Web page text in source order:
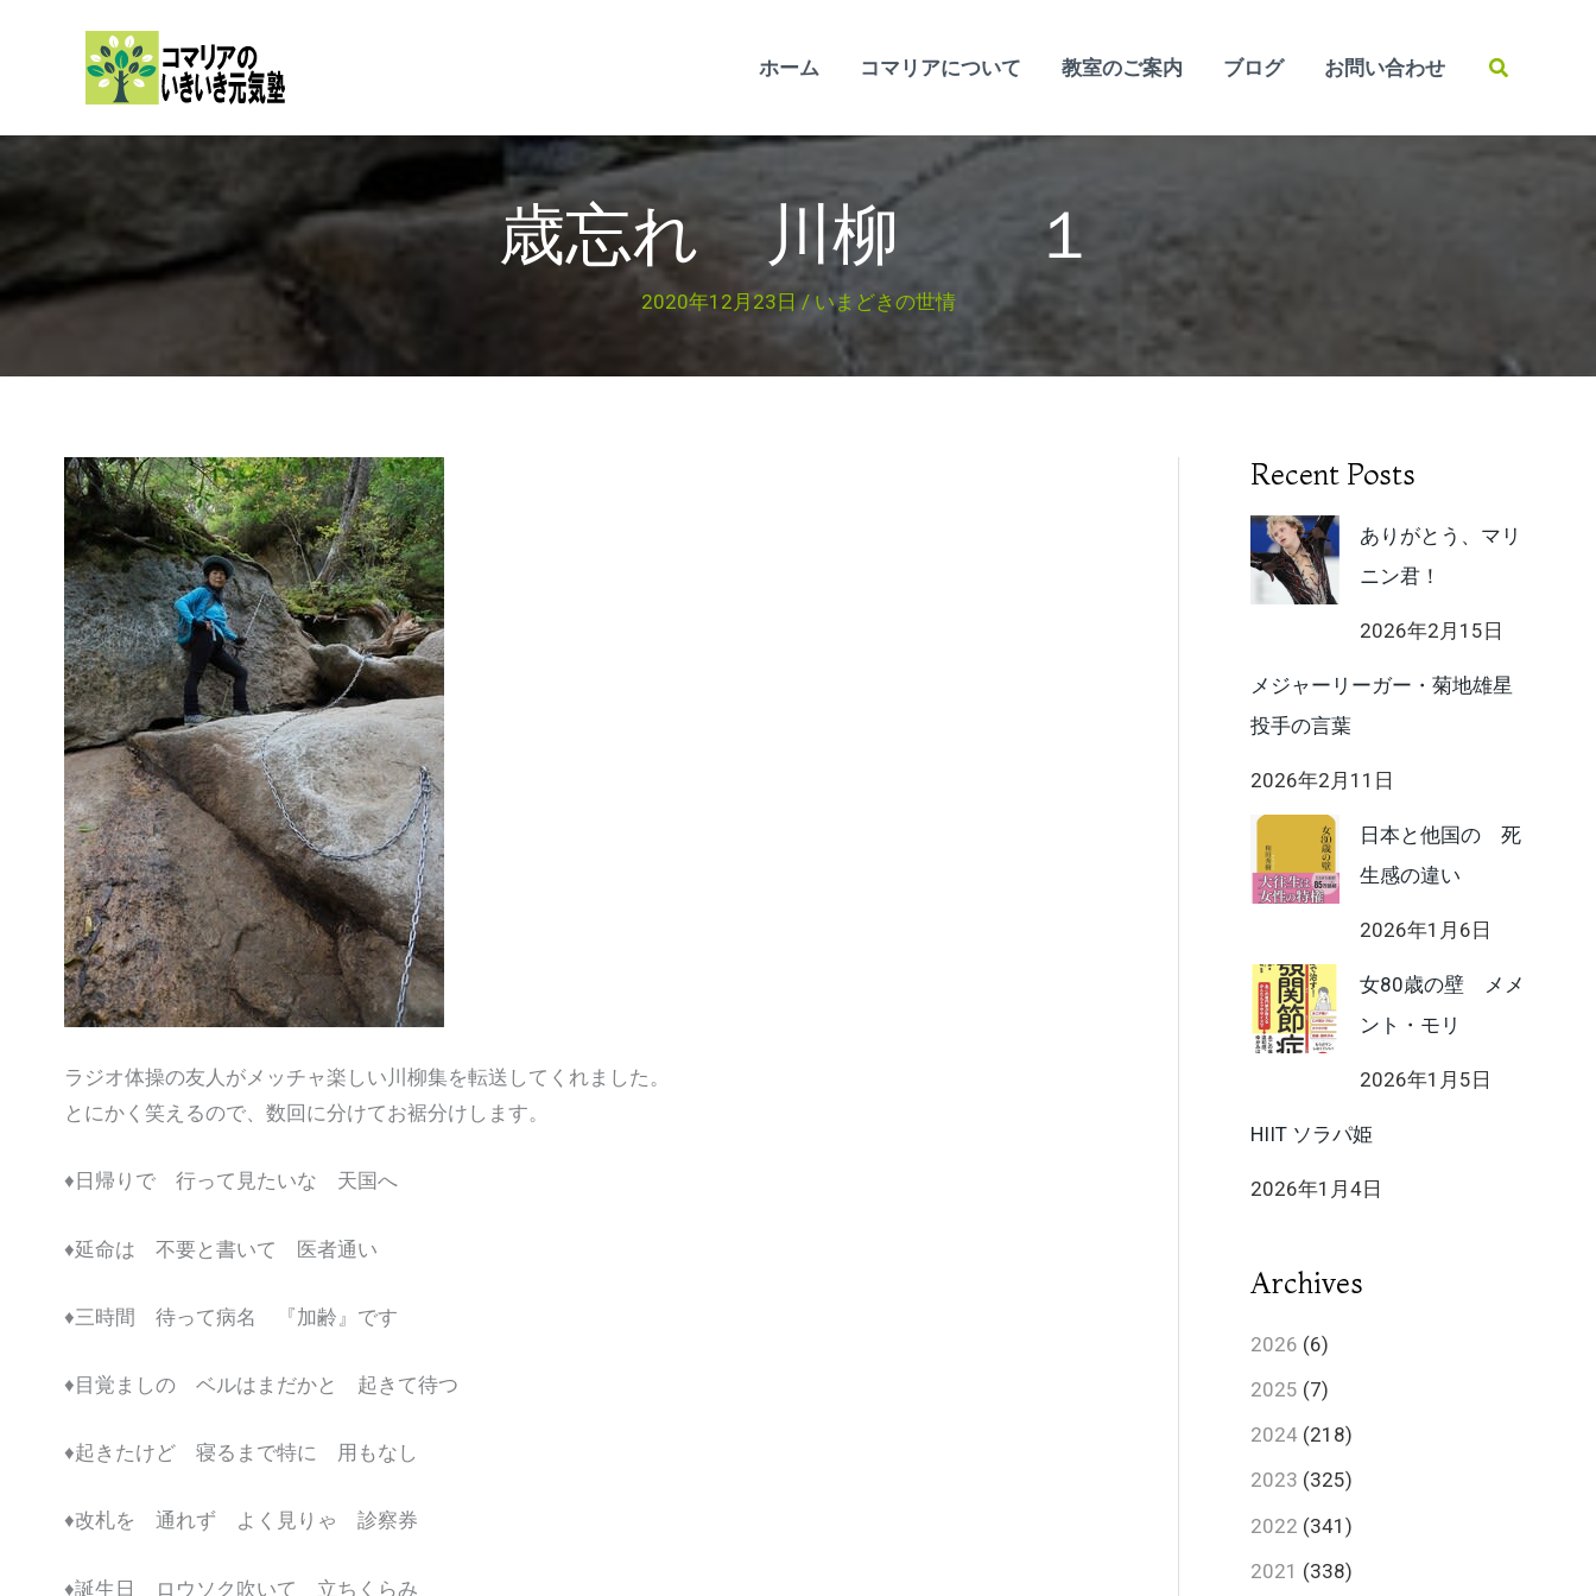
ッ
ホーム コマリアについて 教室のご案内 ブログ お問い合わせ
検
歳忘れ 川柳 １
2020年12月23日/いまどきの世情
ラジオ体操の友人がメッチャ楽しい川柳集を転送してくれました。
とにかく笑えるので、数回に分けてお裾分けします。
♦️日帰りで 行って見たいな 天国へ
♦️延命は 不要と書いて 医者通い
♦️三時間 待って病名 『加齢』です
♦️目覚ましの ベルはまだかと 起きて待つ
♦️起きたけど 寝るまで特に 用もなし
♦️改札を 通れず よく見りゃ 診察券
♦️誕生日 ロウソク吹いて 立ちくらみ
Recent Posts
ありがとう、マリ
ニン君！
2026年2月15日
メジャーリーガー・菊地雄星
投手の言葉
2026年2月11日
日本と他国の 死
生感の違い
2026年1月6日
女80歳の壁 メメ
ント・モリ
2026年1月5日
HIIT ソラパ姫
2026年1月4日
Archives
2026 (6)
2025 (7)
2024 (218)
2023 (325)
2022 (341)
2021 (338)